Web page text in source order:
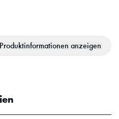
anzeigen